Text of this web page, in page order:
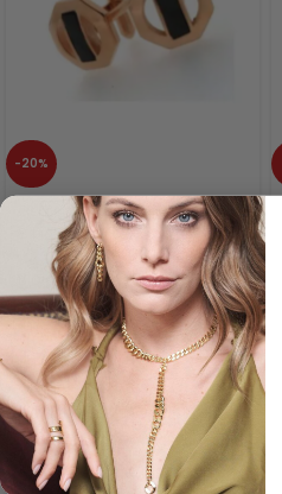
-20%
Gemelli Bronzo Ceramica
Bibigì Uomo UPLA0006CE2
Bibigì
In stock
114.00€91.20
Prodotti correlati